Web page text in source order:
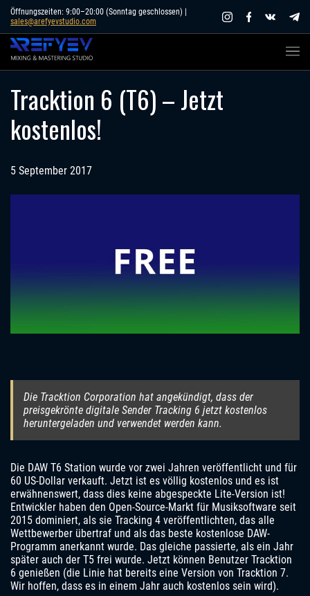
Skip
content
Öffnungszeiten: 9:00–20:00 (Sonntag geschlossen) |
sales@arefyevstudio.com
Tracktion 6 (T6) – Jetzt
kostenlos!
5 September 2017
Die Tracktion Corporation hat angekündigt, dass der
preisgekrönte digitale Sender Tracking 6 jetzt kostenlos
heruntergeladen und verwendet werden kann.
Die DAW T6 Station wurde vor zwei Jahren veröffentlicht und für
60 US-Dollar verkauft. Jetzt ist es völlig kostenlos und es ist
erwähnenswert, dass dies keine abgespeckte Lite-Version ist!
Entwickler haben den Open-Source-Markt für Musiksoftware seit
2015 dominiert, als sie Tracking 4 veröffentlichten, das alle
Wettbewerber übertraf und als das beste kostenlose DAW-
Programm anerkannt wurde. Das gleiche passierte, als ein Jahr
später auch der T5 frei wurde. Jetzt können Benutzer Tracktion
6 genießen (die Linie hat bereits eine Version von Tracktion 7.
Wir hoffen, dass es in einem Jahr auch kostenlos sein wird).